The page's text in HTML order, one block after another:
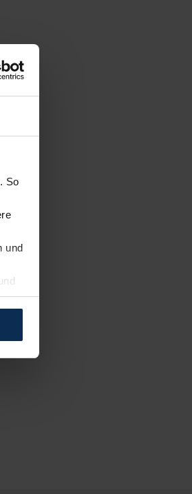
So
und